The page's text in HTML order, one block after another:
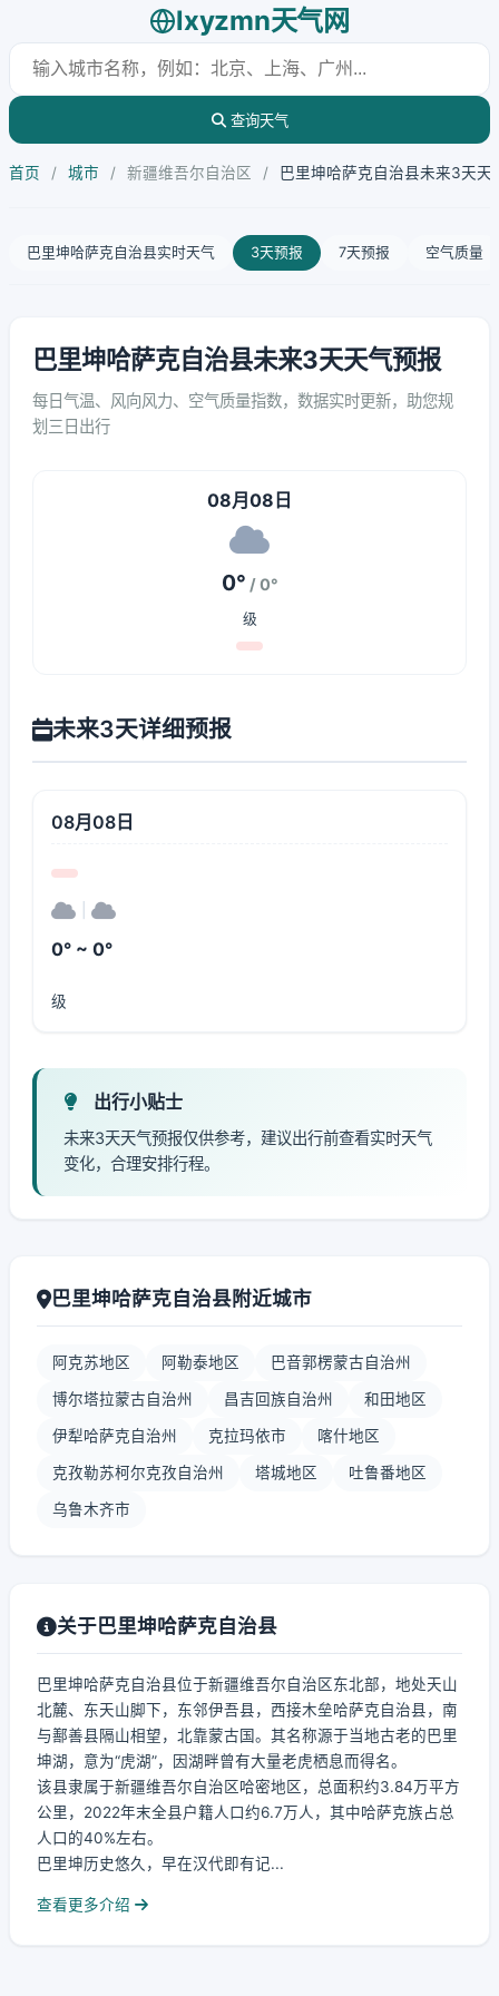
lxyzmn天气网
查询天气
首页 / 城市 / 新疆维吾尔自治区 / 巴里坤哈萨克自治县未来3天天
巴里坤哈萨克自治县实时天气 3天预报 7天预报 空气质量
巴里坤哈萨克自治县未来3天天气预报
每日气温、风向风力、空气质量指数，数据实时更新，助您规
划三日出行
08月08日
0° / 0°
级
未来3天详细预报
08月08日
0° ~ 0°
级
出行小贴士
未来3天天气预报仅供参考，建议出行前查看实时天气
变化，合理安排行程。
巴里坤哈萨克自治县附近城市
阿克苏地区 阿勒泰地区 巴音郭楞蒙古自治州
博尔塔拉蒙古自治州 昌吉回族自治州 和田地区
伊犁哈萨克自治州 克拉玛依市 喀什地区
克孜勒苏柯尔克孜自治州 塔城地区 吐鲁番地区
乌鲁木齐市
关于巴里坤哈萨克自治县
巴里坤哈萨克自治县位于新疆维吾尔自治区东北部，地处天山
北麓、东天山脚下，东邻伊吾县，西接木垒哈萨克自治县，南
与鄯善县隔山相望，北靠蒙古国。其名称源于当地古老的巴里
坤湖，意为“虎湖”，因湖畔曾有大量老虎栖息而得名。
该县隶属于新疆维吾尔自治区哈密地区，总面积约3.84万平方
公里，2022年末全县户籍人口约6.7万人，其中哈萨克族占总
人口的40%左右。
巴里坤历史悠久，早在汉代即有记...
查看更多介绍